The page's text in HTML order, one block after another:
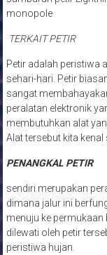
monopole
TERKAIT PETIR
Petir adalah peristiwa
sehari-hari. Petir
sangat
peralatan elektronik
membutuhkan alat
Alat tersebut kita kenal
PENANGKAL PETIR
sendiri merupakan
dimana jalur ini
menuju ke
dilewati oleh petir
peristiwa hujan.